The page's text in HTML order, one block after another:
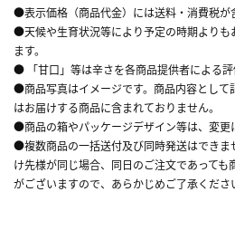
●表示価格（商品代金）には送料・消費税が
●天候や生育状況等により予定の時期よりも
ます。
● 「甘口」等は辛さを各商品提供者による評
●商品写真はイメージです。商品内容として
はお届けする商品に含まれておりません。
●商品の箱やパッケージデザイン等は、変更
●複数商品の一括送付及び同時発送はできま
け先様が同じ場合、同日のご注文であって
がございますので、あらかじめご了承くださ